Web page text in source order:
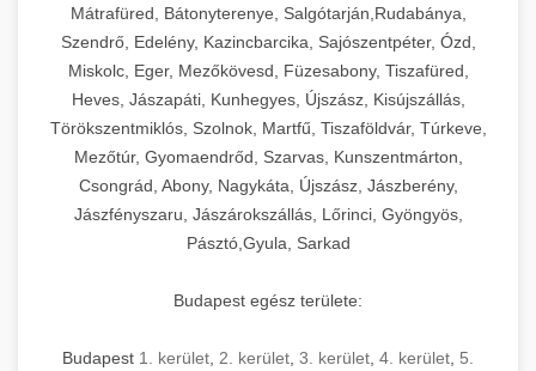
Mátrafüred, Bátonyterenye, Salgótarján,Rudabánya,
Szendrő, Edelény, Kazincbarcika, Sajószentpéter, Ózd,
Miskolc, Eger, Mezőkövesd, Füzesabony, Tiszafüred,
Heves, Jászapáti, Kunhegyes, Újszász, Kisújszállás,
Törökszentmiklós, Szolnok, Martfű, Tiszaföldvár, Túrkeve,
Mezőtúr, Gyomaendrőd, Szarvas, Kunszentmárton,
Csongrád, Abony, Nagykáta, Újszász, Jászberény,
Jászfényszaru, Jászárokszállás, Lőrinci, Gyöngyös,
Pásztó,Gyula, Sarkad
Budapest egész területe:
Budapest 1. kerület 2. kerület 3. kerület 4. kerület 5.